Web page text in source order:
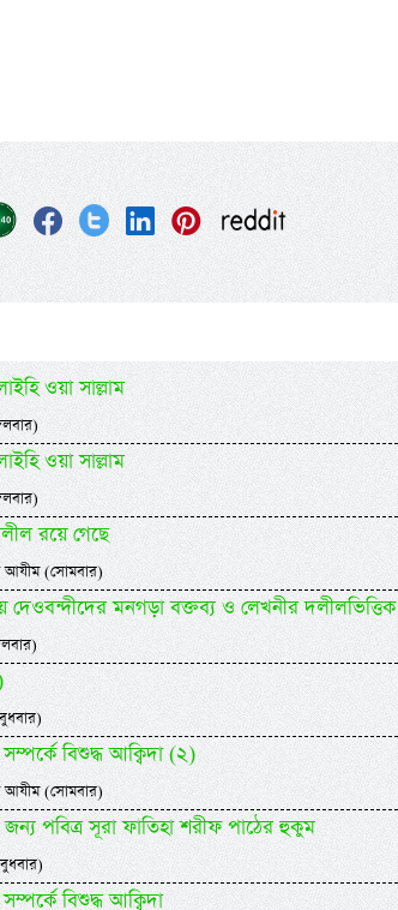
ওয়া সাল্লাম
ওয়া সাল্লাম
রয়ে গেছে
(সোমবার)
দেওবন্দীদের মনগড়া বক্তব্য ও লেখনীর
বিশুদ্ধ আক্বিদা (২)
(সোমবার)
জন্য পবিত্র সূরা ফাতিহা শরীফ পাঠের হুকুম
বিশুদ্ধ আক্বিদা